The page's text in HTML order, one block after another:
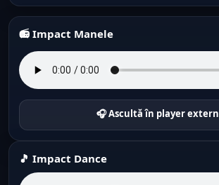
📻 Impact Manele
🎧 Ascultă în player extern
🎵 Impact Dance